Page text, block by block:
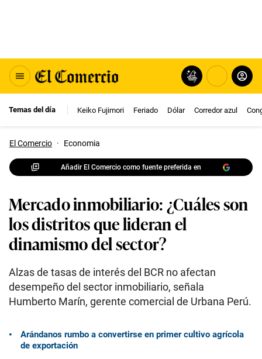
Temas del día Keiko Fujimori Feriado Dólar Corredor azul
El Comercio · Economia
Añadir El Comercio como fuente preferida en
Mercado inmobiliario: ¿Cuáles son
los distritos que lideran el
dinamismo del sector?
Alzas de tasas de interés del BCR no afectan
desempeño del sector inmobiliario, señala
Humberto Marín, gerente comercial de Urbana Perú.
Arándanos rumbo a convertirse en primer cultivo agrícola
de exportación